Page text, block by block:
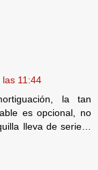
11:44
la tan
es opcional, no
lleva de serie…